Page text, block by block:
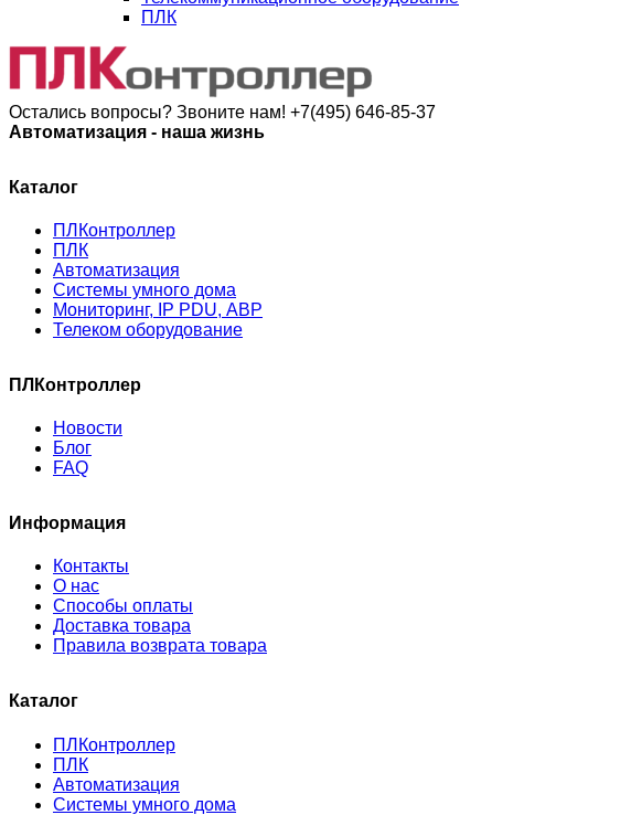
ПЛК
Остались вопросы? Звоните нам! +7(495) 646-85-37
Автоматизация - наша жизнь
Каталог
ПЛКонтроллер
ПЛК
Автоматизация
Системы умного дома
Мониторинг, IP PDU, АВР
Телеком оборудование
ПЛКонтроллер
Новости
Блог
FAQ
Информация
Контакты
О нас
Способы оплаты
Доставка товара
Правила возврата товара
Каталог
ПЛКонтроллер
ПЛК
Автоматизация
Системы умного дома